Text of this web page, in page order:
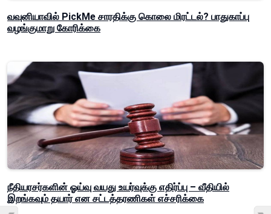
வவுனியாவில் PickMe சாரதிக்கு கொலை மிரட்டல்? பாதுகாப்பு
வழங்குமாறு கோரிக்கை
நீதியரசர்களின் ஓய்வு வயது உயர்வுக்கு எதிர்ப்பு – வீதியில்
இறங்கவும் தயார் என சட்டத்தரணிகள் எச்சரிக்கை